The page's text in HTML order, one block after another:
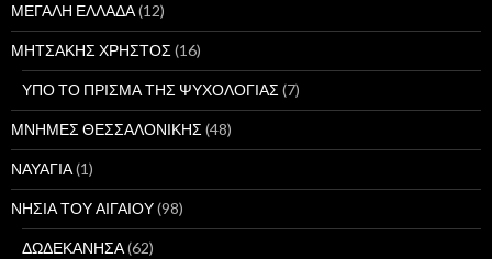
ΜΕΓΑΛΗ ΕΛΛΑΔΑ(12)
ΜΗΤΣΑΚΗΣ ΧΡΗΣΤΟΣ(16)
ΥΠΟ ΤΟ ΠΡΙΣΜΑ ΤΗΣ ΨΥΧΟΛΟΓΙΑΣ(7)
ΜΝΗΜΕΣ ΘΕΣΣΑΛΟΝΙΚΗΣ(48)
ΝΑΥΑΓΙΑ(1)
ΝΗΣΙΑ ΤΟΥ ΑΙΓΑΙΟΥ(98)
ΔΩΔΕΚΑΝΗΣΑ(62)